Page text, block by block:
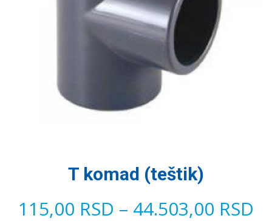
T komad (teštik)
115,00 RSD – 44.503,00 RSD